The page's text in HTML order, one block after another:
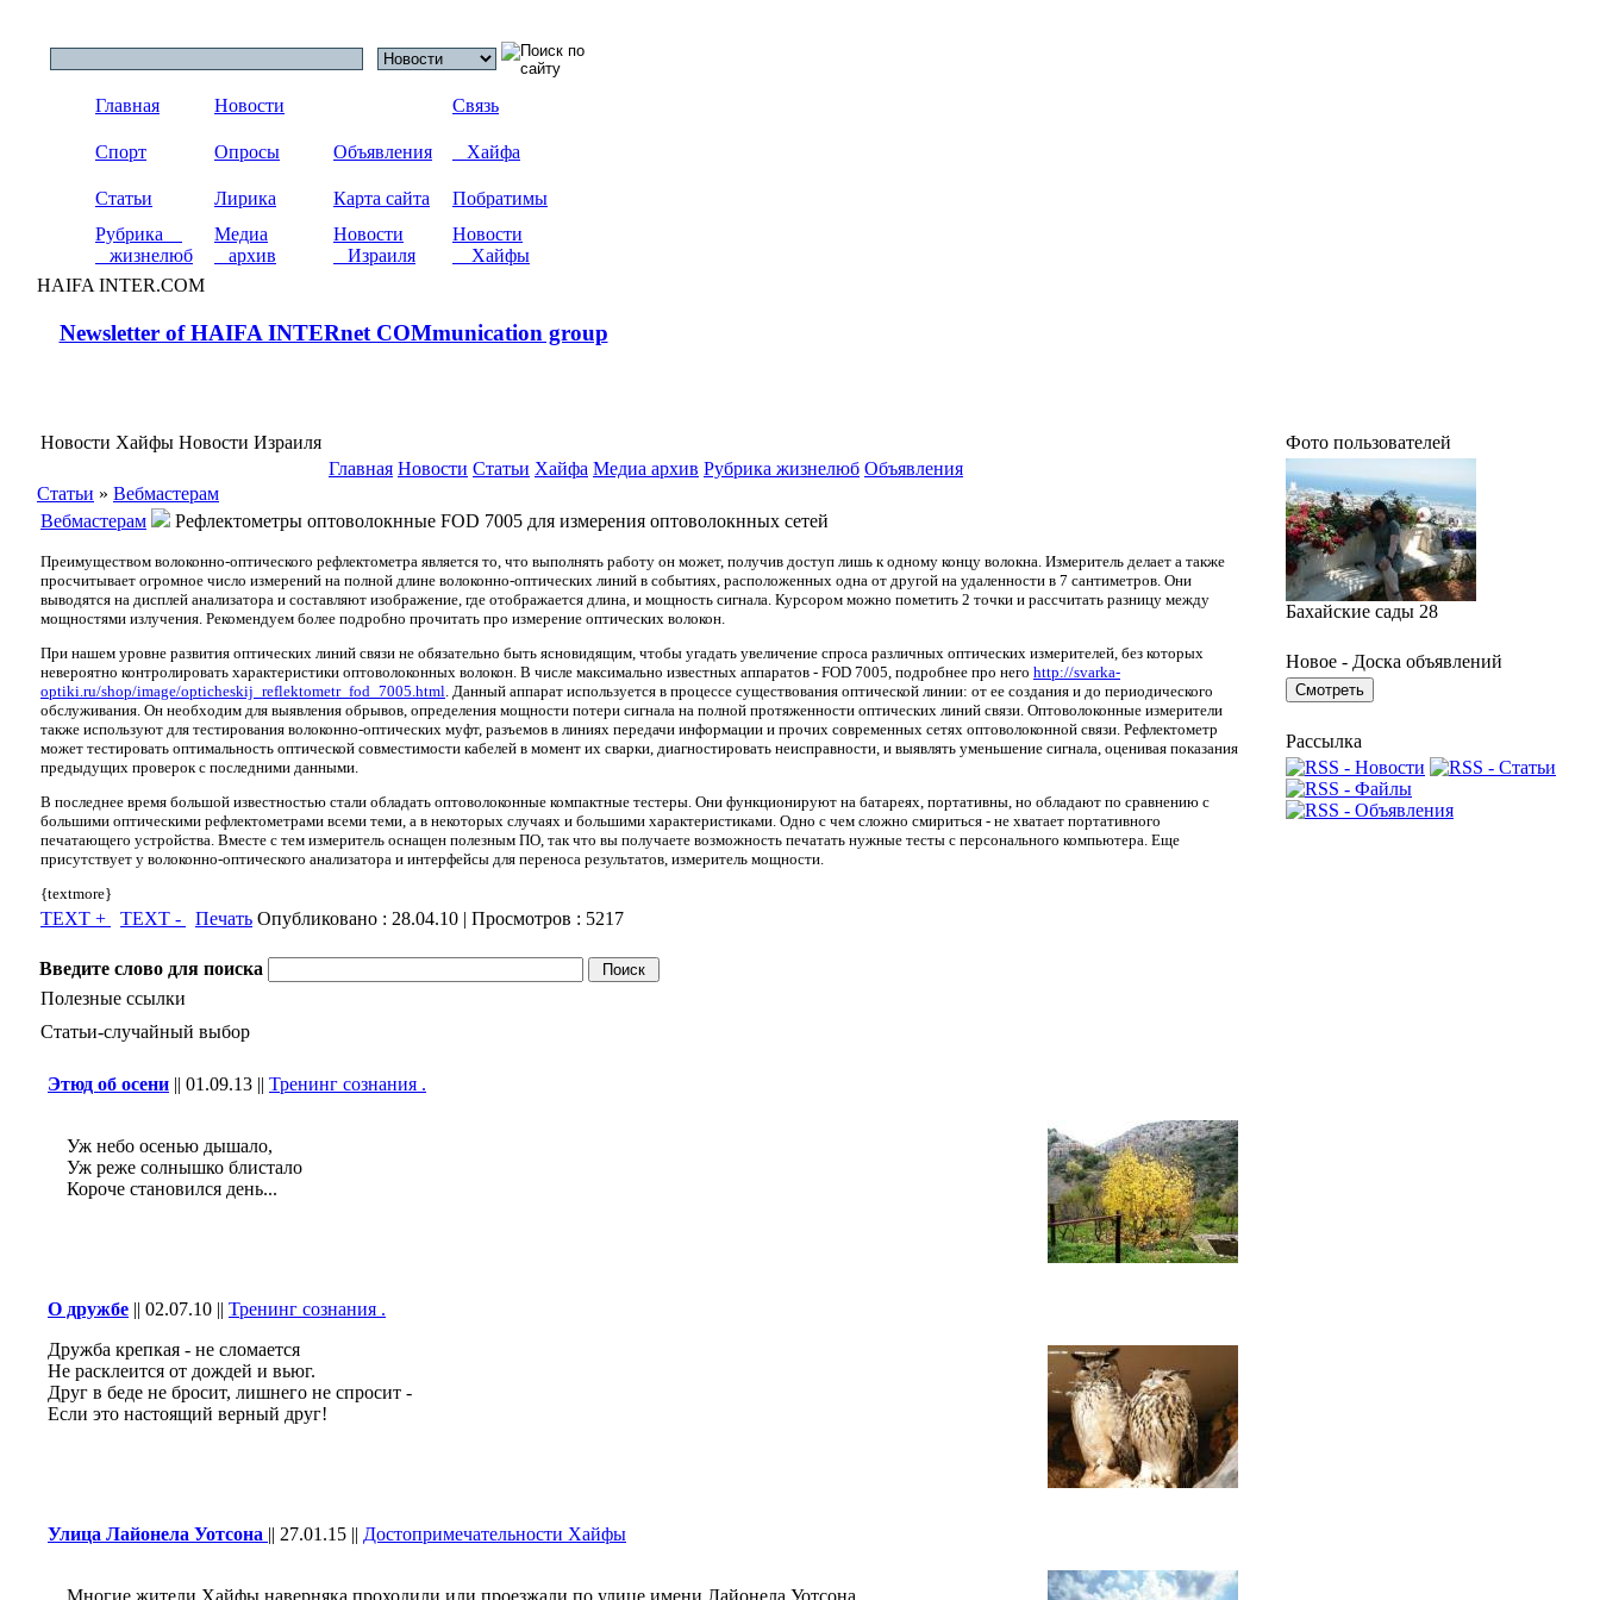
Главная Новости Связь
Спорт Опросы Объявления Хайфа
Статьи Лирика Карта сайта
Побратимы
Рубрика
жизнелюб
Медиа
архив
Новости
Израиля
Новости
Хайфы
HAIFA INTER.COM
Newsletter of HAIFA INTERnet COMmunication group
Новости Хайфы Новости Израиля
Главная Новости Статьи Хайфа Медиа архив Рубрика жизнелюб Объявления
Статьи » Вебмастерам
Вебмастерам
Рефлектометры оптоволокнные FOD 7005 для измерения оптоволокнных сетей
Преимуществом волоконно-оптического рефлектометра является то, что выполнять работу он может, получив доступ лишь к одному концу волокна. Измеритель делает а также
просчитывает огромное число измерений на полной длине волоконно-оптических линий в событиях, расположенных одна от другой на удаленности в 7 сантиметров. Они
выводятся на дисплей анализатора и составляют изображение, где отображается длина, и мощность сигнала. Курсором можно пометить 2 точки и рассчитать разницу между
мощностями излучения. Рекомендуем более подробно прочитать про измерение оптических волокон.
При нашем уровне развития оптических линий связи не обязательно быть ясновидящим, чтобы угадать увеличение спроса различных оптических измерителей, без которых
невероятно контролировать характеристики оптоволоконных волокон. В числе максимально известных аппаратов - FOD 7005, подробнее про него http://svarka-
optiki.ru/shop/image/opticheskij_reflektometr_fod_7005.html. Данный аппарат используется в процессе существования оптической линии: от ее создания и до периодического
обслуживания. Он необходим для выявления обрывов, определения мощности потери сигнала на полной протяженности оптических линий связи. Оптоволоконные измерители
также используют для тестирования волоконно-оптических муфт, разъемов в линиях передачи информации и прочих современных сетях оптоволоконной связи. Рефлектометр
может тестировать оптимальность оптической совместимости кабелей в момент их сварки, диагностировать неисправности, и выявлять уменьшение сигнала, оценивая показания
предыдущих проверок с последними данными.
В последнее время большой известностью стали обладать оптоволоконные компактные тестеры. Они функционируют на батареях, портативны, но обладают по сравнению с
большими оптическими рефлектометрами всеми теми, а в некоторых случаях и большими характеристиками. Одно с чем сложно смириться - не хватает портативного
печатающего устройства. Вместе с тем измеритель оснащен полезным ПО, так что вы получаете возможность печатать нужные тесты с персонального компьютера. Еще
присутствует у волоконно-оптического анализатора и интерфейсы для переноса результатов, измеритель мощности.
{textmore}
TEXT + TEXT - Печать Опубликовано : 28.04.10 | Просмотров : 5217
Введите слово для поиска
Полезные ссылки
Статьи-случайный выбор
Этюд об осени || 01.09.13 || Тренинг сознания .
Уж небо осенью дышало,
Уж реже солнышко блистало
Короче становился день...
О дружбе || 02.07.10 || Тренинг сознания .
Дружба крепкая - не сломается
Не расклеится от дождей и вьюг.
Друг в беде не бросит, лишнего не спросит -
Если это настоящий верный друг!
Улица Лайонела Уотсона || 27.01.15 || Достопримечательности Хайфы
Многие жители Хайфы наверняка проходили или проезжали по улице имени Лайонела Уотсона.
Фото пользователей
Бахайские сады 28
Новое - Доска объявлений
Рассылка